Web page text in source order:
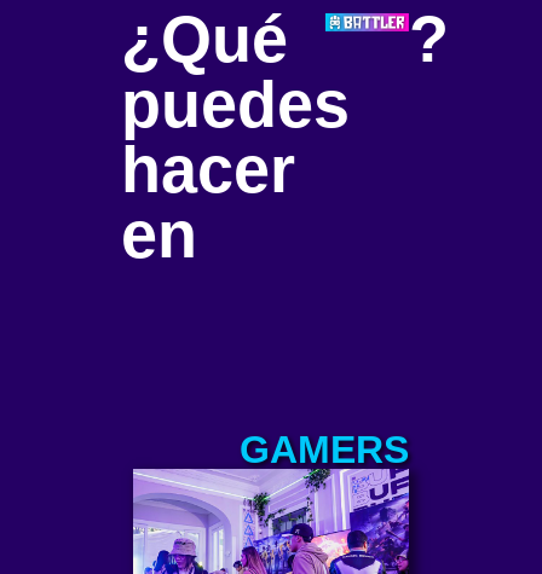
¿Qué
puedes
hacer
en
?
GAMERS